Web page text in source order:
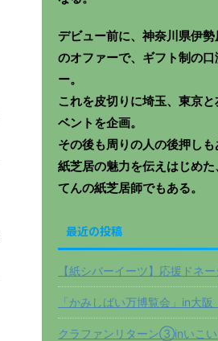
デビュー前に、神奈川県伊
のオファーで、ギフト制の
ー。
これを皮切りに埼玉、東京
ベントを企画。
その後も周りの人の後押し
紙芝居の魅力を伝えはじめた
てんの紙芝居師でもある。
最近の投稿
【紙シバーイーツ】応援ドネ
「かみしばい万博覧会」in大
クラファンリターン③inいこい